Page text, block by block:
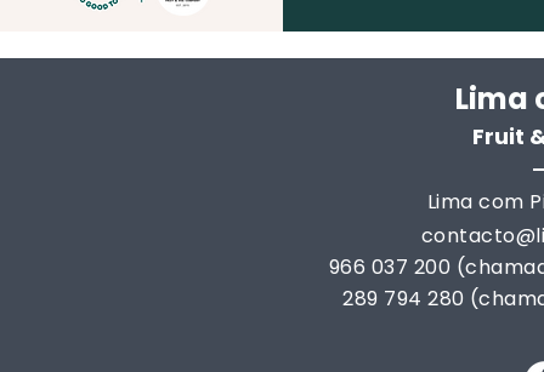
Lima
Fruit
Lima com
966 037 200
289 794 280